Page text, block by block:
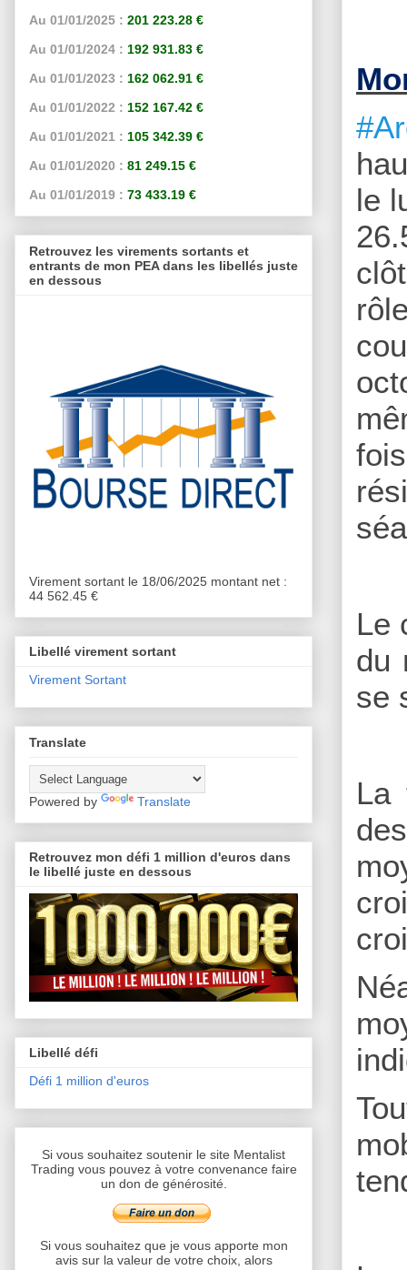
le
Le
du
se
La
Au 01/01/2025 : 201 223.28 €
Au 01/01/2024 : 192 931.83 €
Au 01/01/2023 : 162 062.91 €
Au 01/01/2022 : 152 167.42 €
Au 01/01/2021 : 105 342.39 €
Au 01/01/2020 : 81 249.15 €
Au 01/01/2019 : 73 433.19 €
Retrouvez les virements sortants et
entrants de mon PEA dans les libellés juste
en dessous
Virement sortant le 18/06/2025 montant net :
44 562.45 €
Libellé virement sortant
Virement Sortant
Translate
Powered by Translate
Retrouvez mon défi 1 million d'euros dans
le libellé juste en dessous
Libellé défi
Défi 1 million d'euros
Si vous souhaitez soutenir le site Mentalist
Trading vous pouvez à votre convenance faire
un don de générosité.
Si vous souhaitez que je vous apporte mon
avis sur la valeur de votre choix, alors